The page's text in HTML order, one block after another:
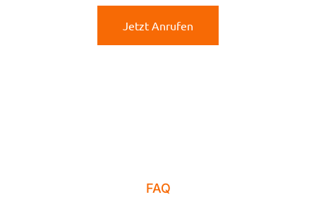
Jetzt Anrufen
FAQ